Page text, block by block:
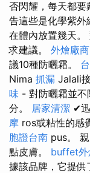
否閃耀，每天都要
告這些是化學紫外
在體內放置幾天
求建議。 外燴廠商
議10種防曬霜。
Nima 抓漏 Jalali
味 - 對防曬霜並
分。 居家清潔 ✔
摩 ros或粘性的感
胞證台南 pus。
點皮膚。 buffet外
據該品牌，它提供